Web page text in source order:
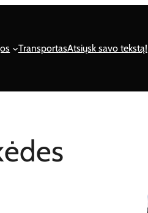
TransportasAtsiųsk savo tekstą!